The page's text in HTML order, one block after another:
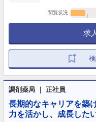
閲覧状況
求
調剤薬局 ｜ 正社員
長期的なキャリアを築
力を活かし、成長した